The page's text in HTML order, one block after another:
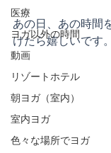
医療
ヨガ以外の時間
動画
リゾートホテル
朝ヨガ（室内）
室内ヨガ
色々な場所でヨガ
あの日、あの時間
けたら嬉しいです。